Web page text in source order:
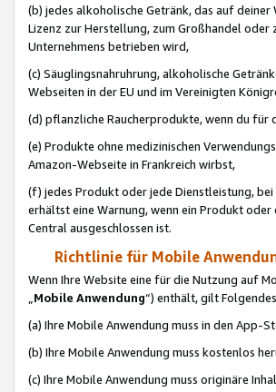
(b) jedes alkoholische Getränk, das auf
Lizenz zur Herstellung, zum Großhandel oder
Unternehmens betrieben wird,
(c) Säuglingsnahruhrung, alkoholische
Webseiten in der EU und im Vereinigten
(d) pflanzliche Raucherprodukte, wenn du für
(e) Produkte ohne medizinischen
Amazon-Webseite in Frankreich wirbst,
(f) jedes Produkt oder jede Dienstleistung,
erhältst eine Warnung, wenn ein Produkt oder
Central ausgeschlossen ist.
Richtlinie für Mobile
Wenn Ihre Website eine für die Nutzung auf
„Mobile Anwendung“) enthält, gilt
(a) Ihre Mobile Anwendung muss in den App-
(b) Ihre Mobile Anwendung muss kostenlos
(c) Ihre Mobile Anwendung muss originäre